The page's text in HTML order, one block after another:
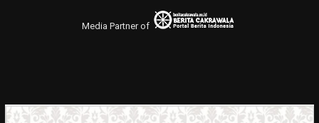
Media Partner of